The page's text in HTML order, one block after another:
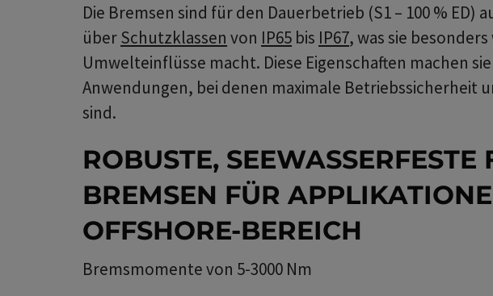
Die Bremsen sind für den Dauerbetrieb (S1 – 100 % ED)
überSchutzklassen von IP65 bis IP67, was sie
Umwelteinflüsse macht. Diese Eigenschaften machen
Anwendungen, bei denen maximale Betriebssicherheit
sind.
ROBUSTE,
BREMSEN FÜR
OFFSHORE-BEREICH
Bremsmomente von 5-3000 Nm